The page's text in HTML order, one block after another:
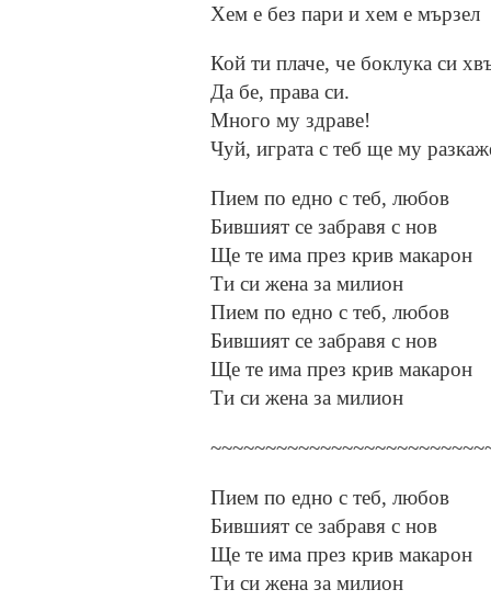
Хем е без пари и хем е мързел
Кой ти плаче, че боклука си
Да бе, права си.
Много му здраве!
Чуй, играта с теб ще му
Пием по едно с теб, любов
Бившият се забравя с нов
Ще те има през крив макарон
Ти си жена за милион
Пием по едно с теб, любов
Бившият се забравя с нов
Ще те има през крив макарон
Ти си жена за милион
Пием по едно с теб, любов
Бившият се забравя с нов
Ще те има през крив макарон
Ти си жена за милион